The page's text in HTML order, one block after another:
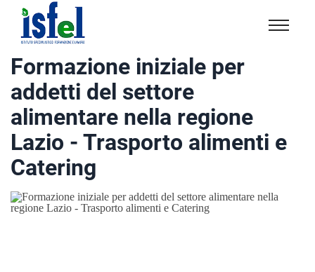
Isfel
Istituto
specialistico
formazione
e
lavoro
Formazione iniziale per
addetti del settore
alimentare nella regione
Lazio - Trasporto alimenti e
Catering